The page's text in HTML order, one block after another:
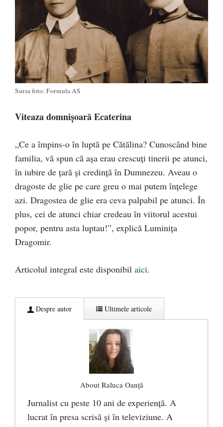
Sursa foto: Formula AS
Viteaza domnișoară Ecaterina
„Ce a împins-o în luptă pe Că­tălina? Cunoscând bine
familia, vă spun că așa erau crescuți tinerii pe atunci,
în iubire de țară și credință în Dumnezeu. Aveau o
dragoste de glie pe care greu o mai putem înțelege
azi. Dragostea de glie era ceva palpabil pe atunci. În
plus, cei de atunci chiar credeau în viitorul acestui
popor, pentru asta luptau!”, explică Luminița
Dragomir.
Articolul integral este disponibil aici.
Despre autor Ultimele articole
About Raluca Oanță
Jurnalist cu peste 10 ani de experiență. A
lucrat în presa scrisă și în televiziune. A